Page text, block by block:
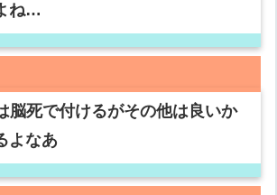
ね…
脳死で付けるがその他は良いか
よなあ